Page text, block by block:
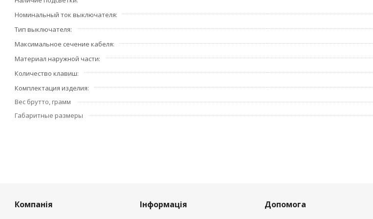
Номинальный ток выключателя
Тип выключателя
Максимальное сечение кабеля
Материал наружной части
Количество клавиш
Комплектация изделия
Вес брутто, грамм
Габаритные размеры
Компанія Інформація Допомога